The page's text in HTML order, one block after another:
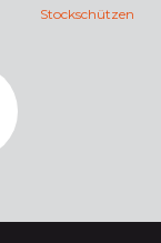
Stockschützen